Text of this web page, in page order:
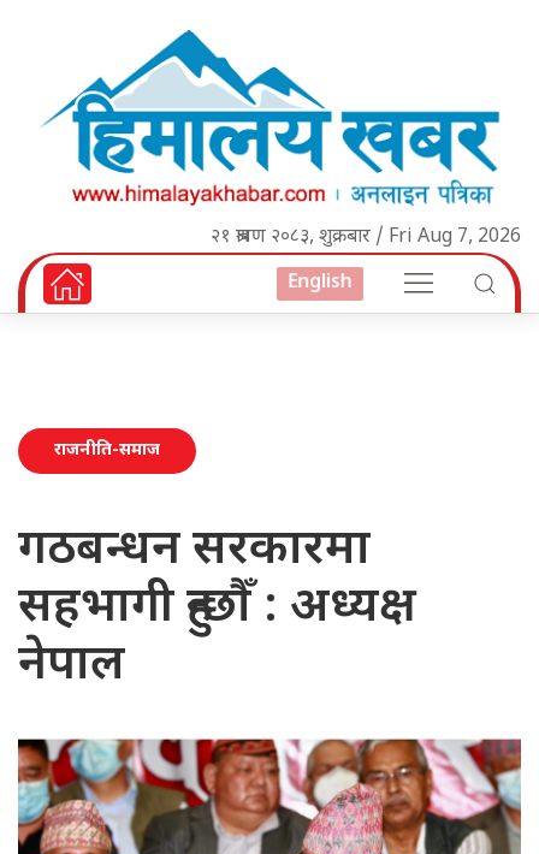
२१ श्रावण २०८३, शुक्रबार / Fri Aug 7, 2026
English
राजनीति-समाज
गठबन्धन सरकारमा
सहभागी हुन्छौँ : अध्यक्ष
नेपाल